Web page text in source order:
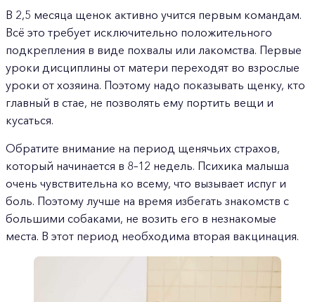
В 2,5 месяца щенок активно учится первым командам.
Всё это требует исключительно положительного
подкрепления в виде похвалы или лакомства. Первые
уроки дисциплины от матери переходят во взрослые
уроки от хозяина. Поэтому надо показывать щенку, кто
главный в стае, не позволять ему портить вещи и
кусаться.
Обратите внимание на период щенячьих страхов,
который начинается в 8–12 недель. Психика малыша
очень чувствительна ко всему, что вызывает испуг и
боль. Поэтому лучше на время избегать знакомств с
большими собаками, не возить его в незнакомые
места. В этот период необходима вторая вакцинация.